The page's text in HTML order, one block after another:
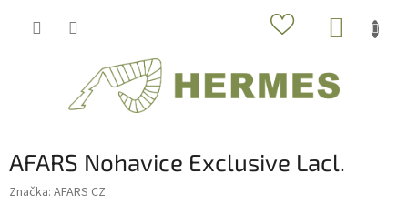
AFARS Nohavice Exclusive Lacl.
Značka: AFARS CZ